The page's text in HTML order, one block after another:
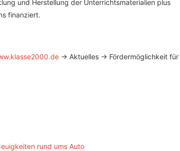
und Herstellung der Unterrichtsmaterialien plus
finanziert.
-> Aktuelles -> Fördermöglichkeit für